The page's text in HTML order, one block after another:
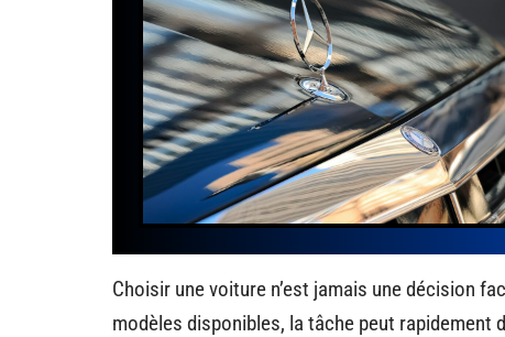
Choisir une voiture n’est jamais une décision
modèles disponibles, la tâche peut rapidement